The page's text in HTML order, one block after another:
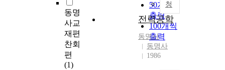
동명
사교
재편
찬회
편
(1)
50개씩
출력
100개씩
출력
청
전력공학
동명사
동명사
1986